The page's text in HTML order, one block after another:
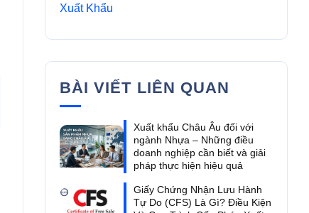
Xuất Khẩu
BÀI VIẾT LIÊN QUAN
Xuất khẩu Châu Âu đối với
ngành Nhựa – Những điều
doanh nghiệp cần biết và giải
pháp thực hiện hiệu quả
Giấy Chứng Nhận Lưu Hành
Tự Do (CFS) Là Gì? Điều Kiện